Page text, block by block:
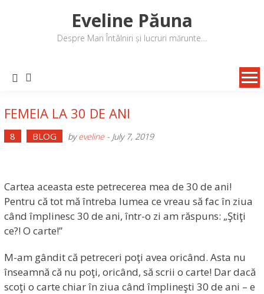
Eveline Păuna
Despre Mari Întâlniri și lucruri mărunte…
FEMEIA LA 30 DE ANI
8 BLOG byeveline- July 7, 2019
Cartea aceasta este petrecerea mea de 30 de ani!
Pentru că tot mă întreba lumea ce vreau să fac în ziua
când împlinesc 30 de ani, într-o zi am răspuns: „Ştiţi
ce?! O carte!”
M-am gândit că petreceri poţi avea oricând. Asta nu
înseamnă că nu poţi, oricând, să scrii o carte! Dar dacă
scoţi o carte chiar în ziua când împlineşti 30 de ani – e